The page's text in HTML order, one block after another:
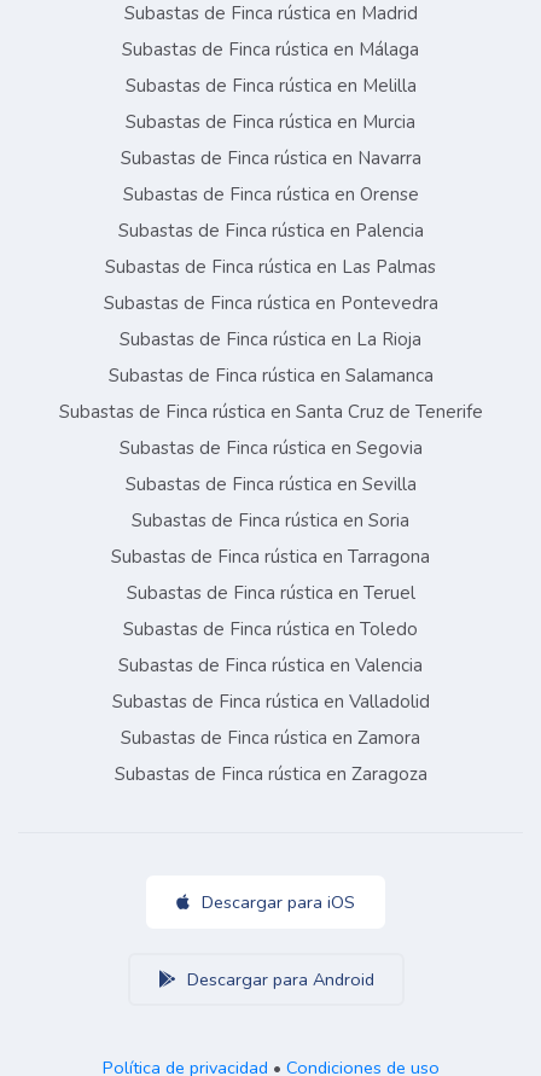
Subastas de Finca rústica en Madrid
Subastas de Finca rústica en Málaga
Subastas de Finca rústica en Melilla
Subastas de Finca rústica en Murcia
Subastas de Finca rústica en Navarra
Subastas de Finca rústica en Orense
Subastas de Finca rústica en Palencia
Subastas de Finca rústica en Las Palmas
Subastas de Finca rústica en Pontevedra
Subastas de Finca rústica en La Rioja
Subastas de Finca rústica en Salamanca
Subastas de Finca rústica en Santa Cruz de Tenerife
Subastas de Finca rústica en Segovia
Subastas de Finca rústica en Sevilla
Subastas de Finca rústica en Soria
Subastas de Finca rústica en Tarragona
Subastas de Finca rústica en Teruel
Subastas de Finca rústica en Toledo
Subastas de Finca rústica en Valencia
Subastas de Finca rústica en Valladolid
Subastas de Finca rústica en Zamora
Subastas de Finca rústica en Zaragoza
Descargar para iOS
Descargar para Android
Política de privacidad • Condiciones de uso